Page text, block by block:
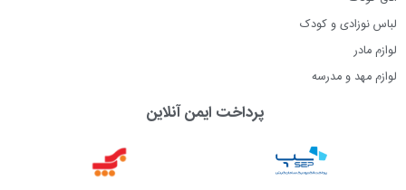
لباس نوزادی و کودک
لوازم مادر
لوازم مهد و مدرسه
پرداخت ایمن آنلاین